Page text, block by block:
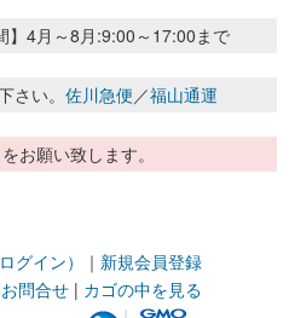
】4月～8月:9:00～17:00まで
い。 佐川急便／福山通運
お願い致します。
グイン） ｜ 新規会員登録
お問合せ | カゴの中を見る